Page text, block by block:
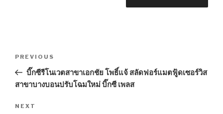
navigation
Previous
Post
PREVIOUS
บิ๊กซีรีโนเวตสาขาเอกชัย โพธิ์แจ้ สลัดฟอร์แมตฟู้ดเซอร์วิส
สาขาบางบอนปรับโฉมใหม่ บิ๊กซี เพลส
Next
NEXT